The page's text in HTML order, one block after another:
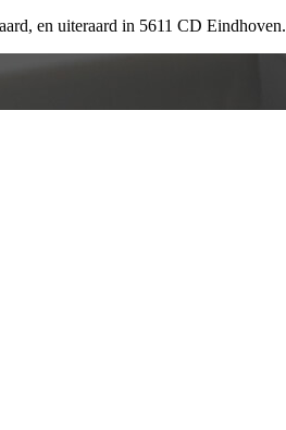
en uiteraard in 5611 CD Eindhoven.